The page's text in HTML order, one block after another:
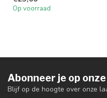
Op voorraad
Abonneer je op
Blijf op de hoogte over onze